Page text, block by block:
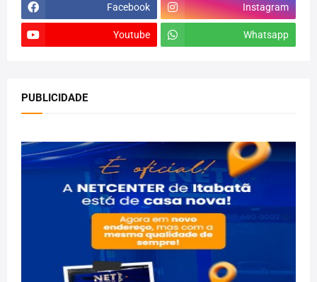
Facebook Instagram
Youtube Whatsapp
PUBLICIDADE